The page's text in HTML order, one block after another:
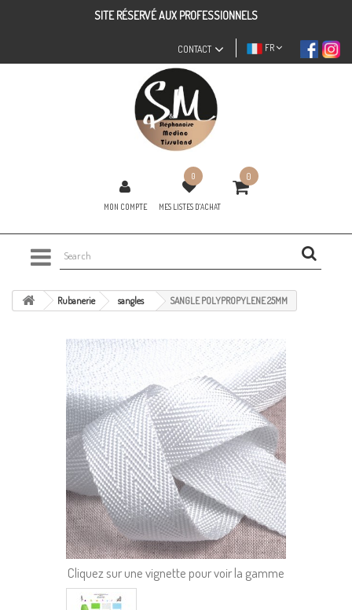
SITE RÉSERVÉ AUX PROFESSIONNELS
FR
CONTACT
MON COMPTE
0
MES LISTES D'ACHAT
0
Rubanerie sangles SANGLE POLYPROPYLENE 25MM
Cliquez sur une vignette pour voir la gamme